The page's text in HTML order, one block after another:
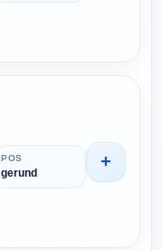
POS
gerund
+